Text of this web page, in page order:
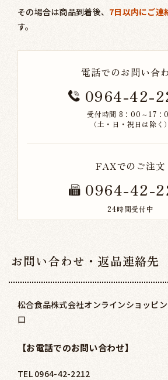
その場合は商品到着後、 7日以内にご連
す。
電話でのお問い合
0964-42-
受付時間 8：00～17：
（土・日・祝日は除く）
FAXでのご注文
0964-42-
24時間受付中
お問い合わせ・返品連絡先
松合食品株式会社オンラインショッピ
口
【お電話でのお問い合わせ】
TEL 0964-42-2212